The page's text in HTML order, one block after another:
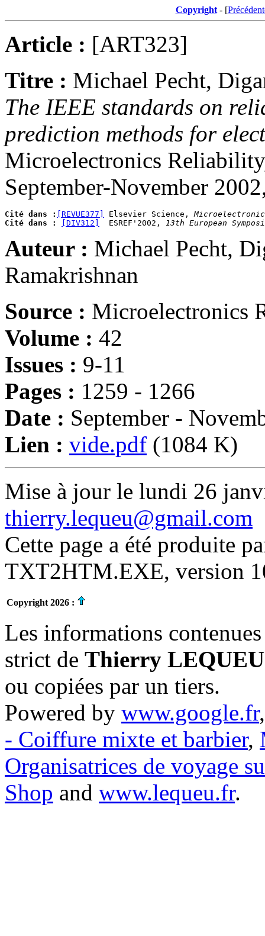
Copyright- [
Article : [ART323]
Titre : Michael Pecht,
The IEEE standards on
prediction methods for
Microelectronics
September-November
Cité dans : [REVUE377] Elsevier Science,
Cité dans :
[DIV312]
  ESREF'2002,
13th European
Auteur : Michael Pecht,
Ramakrishnan
Source : Microelectronics
Volume : 42
Issues : 9-11
Pages : 1259 - 1266
Date : September -
Lien : vide.pdf (1084 K)
Mise à jour le lundi 26
thierry.lequeu@gmail.com
Cette page a été produite
TXT2HTM.EXE, version
Copyright 2026 :
Les informations
strict de Thierry LEQUEU
ou copiées par un tiers.
Powered by www.google.fr
- Coiffure mixte et barbier,
Organisatrices de voyage
Shop and www.lequeu.fr.